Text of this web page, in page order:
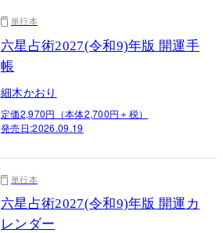
単行本
六星占術2027(令和9)年版 開運手
帳
細木かおり
定価2,970円（本体2,700円＋税）
発売日:2026.09.19
単行本
六星占術2027(令和9)年版 開運カ
レンダー